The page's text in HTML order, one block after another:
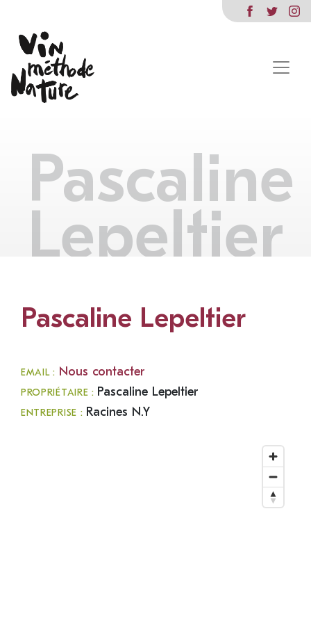
Pascaline
Lepeltier
Pascaline Lepeltier
EMAIL : Nous contacter
PROPRIÉTAIRE : Pascaline Lepeltier
ENTREPRISE : Racines N.Y